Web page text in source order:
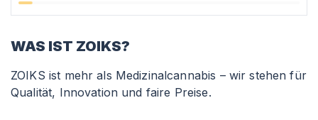
WAS IST ZOIKS?
ZOIKS ist mehr als Medizinalcannabis – wir stehen für
Qualität, Innovation und faire Preise.